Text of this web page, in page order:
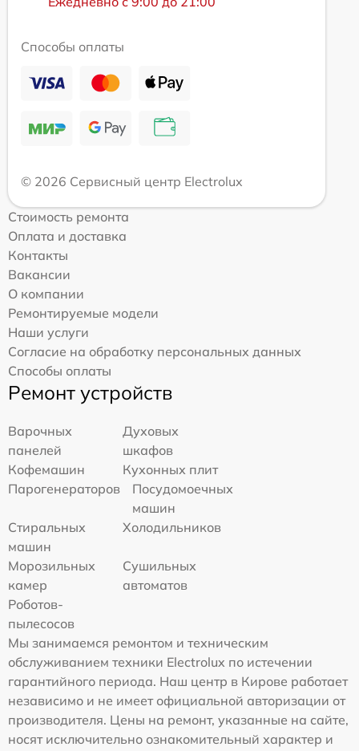
Способы оплаты
© 2026 Сервисный центр Electrolux
Стоимость ремонта
Оплата и доставка
Контакты
Вакансии
О компании
Ремонтируемые модели
Наши услуги
Согласие на обработку персональных данных
Способы оплаты
Ремонт устройств
Варочных
панелей
Духовых
шкафов
Кофемашин
Кухонных плит
Парогенераторов
Посудомоечных
машин
Стиральных
машин
Холодильников
Морозильных
камер
Сушильных
автоматов
Роботов-
пылесосов
Мы занимаемся ремонтом и техническим
обслуживанием техники Electrolux по истечении
гарантийного периода. Наш центр в Кирове работает
независимо и не имеет официальной авторизации от
производителя. Цены на ремонт, указанные на сайте,
носят исключительно ознакомительный характер и